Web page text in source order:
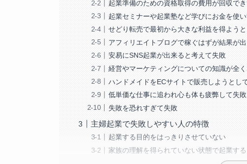
起業準備のための資格取得の費用が回収で
起業セミナーや起業塾など学びにお金を使
せどり転売で最初から大きな利益を得よう
アフィリエイトブログで稼ぐはずが結果が
安易にSNS起業が出来ると考えて失敗
経営やマーケティングについての知識が全
ハンドメイドをECサイトで販売しようとし
低単価な仕事に追われ心も体も疲弊して失敗
失敗を恐れすぎて失敗
主婦起業で失敗しやすい人の特徴
起業する目的をはっきりさせていない
家族の理解を得られていない状態で起業する